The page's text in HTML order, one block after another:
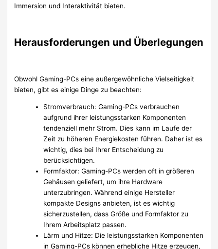
Immersion und Interaktivität bieten.
Herausforderungen und Überlegungen
Obwohl Gaming-PCs eine außergewöhnliche Vielseitigkeit
bieten, gibt es einige Dinge zu beachten:
Stromverbrauch: Gaming-PCs verbrauchen
aufgrund ihrer leistungsstarken Komponenten
tendenziell mehr Strom. Dies kann im Laufe der
Zeit zu höheren Energiekosten führen. Daher ist es
wichtig, dies bei Ihrer Entscheidung zu
berücksichtigen.
Formfaktor: Gaming-PCs werden oft in größeren
Gehäusen geliefert, um ihre Hardware
unterzubringen. Während einige Hersteller
kompakte Designs anbieten, ist es wichtig
sicherzustellen, dass Größe und Formfaktor zu
Ihrem Arbeitsplatz passen.
Lärm und Hitze: Die leistungsstarken Komponenten
in Gaming-PCs können erhebliche Hitze erzeugen,